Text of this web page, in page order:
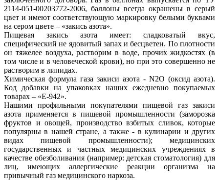
2114-051-00203772-2006, баллоны всегда окрашены в серый
цвет и имеют соответствующую маркировку белыми буквами
на сером цвете – «закись азота».
Пищевая закись азота имеет: сладковатый вкус,
специфический не ядовитый запах и бесцветен. По плотности
он тяжелее воздуха, растворим в воде, прочих жидкостях (в
том числе и в человеческой крови), но при это совершенно не
растворим в липидах.
Химическая формула газа закиси азота - N2O (оксид азота).
Код добавки на упаковках наших ежедневно покупаемых
товарах – «Е-942».
Нашими профильными покупателями пищевой газ закиси
азота применяется в пищевой промышленности (заморозка
фруктов и овощей, производство взбитых сливок, которые
популярны в нашей стране, а также - в кулинарии и других
видах пищевой промышленности); медицинских
государственных и частных медицинских учреждениях в
качестве обезболивания (например: детская стоматология) для
лиц, имеющих аллергические реакции организма на
привычный газ медицинского наркоза.